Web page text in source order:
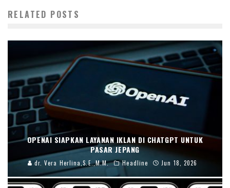
RELATED POSTS
OPENAI SIAPKAN LAYANAN IKLAN DI CHATGPT UNTUK
PASAR JEPANG
dr. Vera Herlina,S.E.,M.M. Headline Jun 18, 2026